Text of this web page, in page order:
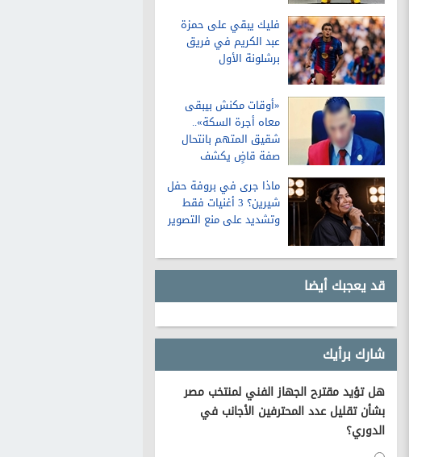
فليك يبقي على حمزة
عبد الكريم في فريق
برشلونة الأول
«أوقات مكنش بيبقى
معاه أجرة السكة»..
شقيق المتهم بانتحال
صفة قاضٍ يكشف
الواقعة
ماذا جرى في بروفة حفل
شيرين؟ 3 أغنيات فقط
وتشديد على منع التصوير
قد يعجبك أيضا
شارك برأيك
هل تؤيد مقترح الجهاز الفني لمنتخب مصر
بشأن تقليل عدد المحترفين الأجانب في
الدوري؟